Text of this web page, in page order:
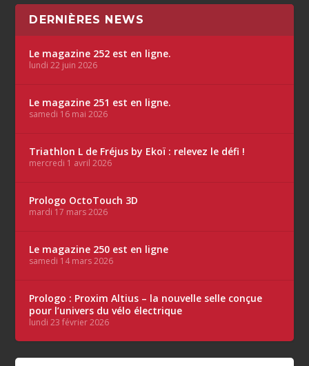
DERNIÈRES NEWS
Le magazine 252 est en ligne.
lundi 22 juin 2026
Le magazine 251 est en ligne.
samedi 16 mai 2026
Triathlon L de Fréjus by Ekoï : relevez le défi !
mercredi 1 avril 2026
Prologo OctoTouch 3D
mardi 17 mars 2026
Le magazine 250 est en ligne
samedi 14 mars 2026
Prologo : Proxim Altius – la nouvelle selle conçue
pour l’univers du vélo électrique
lundi 23 février 2026